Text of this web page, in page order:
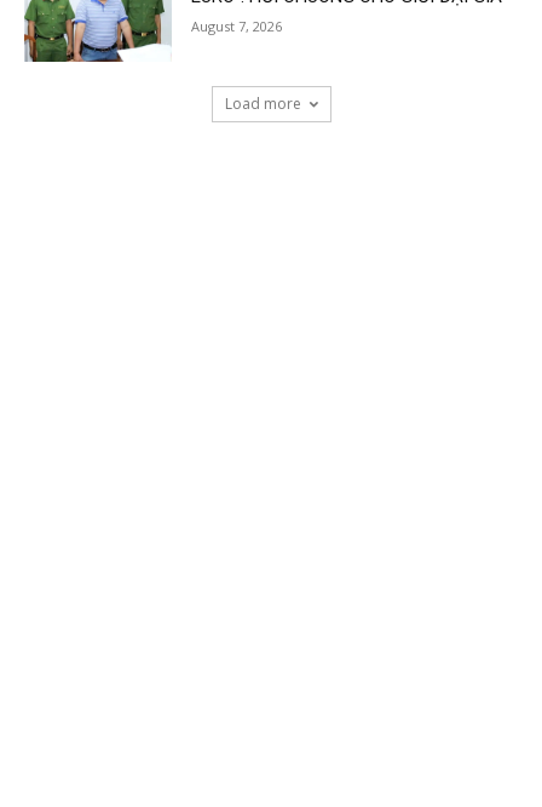
August 7, 2026
Load more